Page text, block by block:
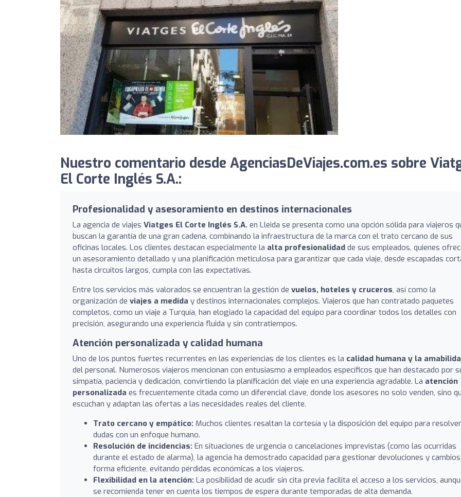
Nuestro comentario desde AgenciasDeViajes.com.es sobre
El Corte Inglés S.A.:
Profesionalidad y asesoramiento en destinos internacionales
La agencia de viajes Viatges El Corte Inglés S.A. en Lleida se presenta como una opción sólida para viajeros
buscan la garantía de una gran cadena, combinando la infraestructura de la marca con el trato cercano de sus
oficinas locales. Los clientes destacan especialmente la alta profesionalidad de sus empleados, quienes
un asesoramiento detallado y una planificación meticulosa para garantizar que cada viaje, desde escapadas
hasta circuitos largos, cumpla con las expectativas.
Entre los servicios más valorados se encuentran la gestión de vuelos, hoteles y cruceros, así como la
organización de viajes a medida y destinos internacionales complejos. Viajeros que han contratado paquetes
completos, como un viaje a Turquía, han elogiado la capacidad del equipo para coordinar todos los detalles con
precisión, asegurando una experiencia fluida y sin contratiempos.
Atención personalizada y calidad humana
Uno de los puntos fuertes recurrentes en las experiencias de los clientes es la calidad humana y la
del personal. Numerosos viajeros mencionan con entusiasmo a empleados específicos que han destacado por
simpatía, paciencia y dedicación, convirtiendo la planificación del viaje en una experiencia agradable. La atención
personalizada es frecuentemente citada como un diferencial clave, donde los asesores no solo venden, sino
escuchan y adaptan las ofertas a las necesidades reales del cliente.
Trato cercano y empático: Muchos clientes resaltan la cortesía y la disposición del equipo para resolver
dudas con un enfoque humano.
Resolución de incidencias: En situaciones de urgencia o cancelaciones imprevistas (como las ocurridas
durante el estado de alarma), la agencia ha demostrado capacidad para gestionar devoluciones y
forma eficiente, evitando pérdidas económicas a los viajeros.
Flexibilidad en la atención: La posibilidad de acudir sin cita previa facilita el acceso a los servicios,
se recomienda tener en cuenta los tiempos de espera durante temporadas de alta demanda.